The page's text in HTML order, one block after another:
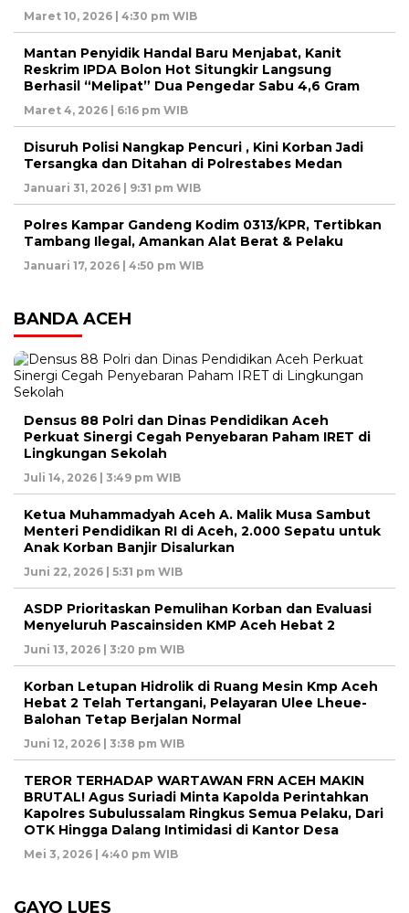
Maret 10, 2026 | 4:30 pm WIB
Mantan Penyidik Handal Baru Menjabat, Kanit
Reskrim IPDA Bolon Hot Situngkir Langsung
Berhasil “Melipat” Dua Pengedar Sabu 4,6 Gram
Maret 4, 2026 | 6:16 pm WIB
Disuruh Polisi Nangkap Pencuri , Kini Korban Jadi
Tersangka dan Ditahan di Polrestabes Medan
Januari 31, 2026 | 9:31 pm WIB
Polres Kampar Gandeng Kodim 0313/KPR, Tertibkan
Tambang Ilegal, Amankan Alat Berat & Pelaku
Januari 17, 2026 | 4:50 pm WIB
BANDA ACEH
Densus 88 Polri dan Dinas Pendidikan Aceh
Perkuat Sinergi Cegah Penyebaran Paham IRET di
Lingkungan Sekolah
Juli 14, 2026 | 3:49 pm WIB
Ketua Muhammadyah Aceh A. Malik Musa Sambut
Menteri Pendidikan RI di Aceh, 2.000 Sepatu untuk
Anak Korban Banjir Disalurkan
Juni 22, 2026 | 5:31 pm WIB
ASDP Prioritaskan Pemulihan Korban dan Evaluasi
Menyeluruh Pascainsiden KMP Aceh Hebat 2
Juni 13, 2026 | 3:20 pm WIB
Korban Letupan Hidrolik di Ruang Mesin Kmp Aceh
Hebat 2 Telah Tertangani, Pelayaran Ulee Lheue-
Balohan Tetap Berjalan Normal
Juni 12, 2026 | 3:38 pm WIB
TEROR TERHADAP WARTAWAN FRN ACEH MAKIN
BRUTAL! Agus Suriadi Minta Kapolda Perintahkan
Kapolres Subulussalam Ringkus Semua Pelaku, Dari
OTK Hingga Dalang Intimidasi di Kantor Desa
Mei 3, 2026 | 4:40 pm WIB
GAYO LUES